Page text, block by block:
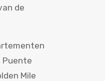
de
Puente
Mile